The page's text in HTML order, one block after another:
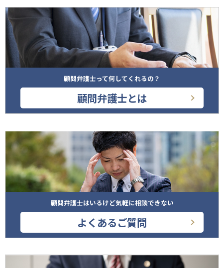
顧問弁護士って何してくれるの？
顧問弁護士とは
顧問弁護士はいるけど気軽に相談できない
よくあるご質問